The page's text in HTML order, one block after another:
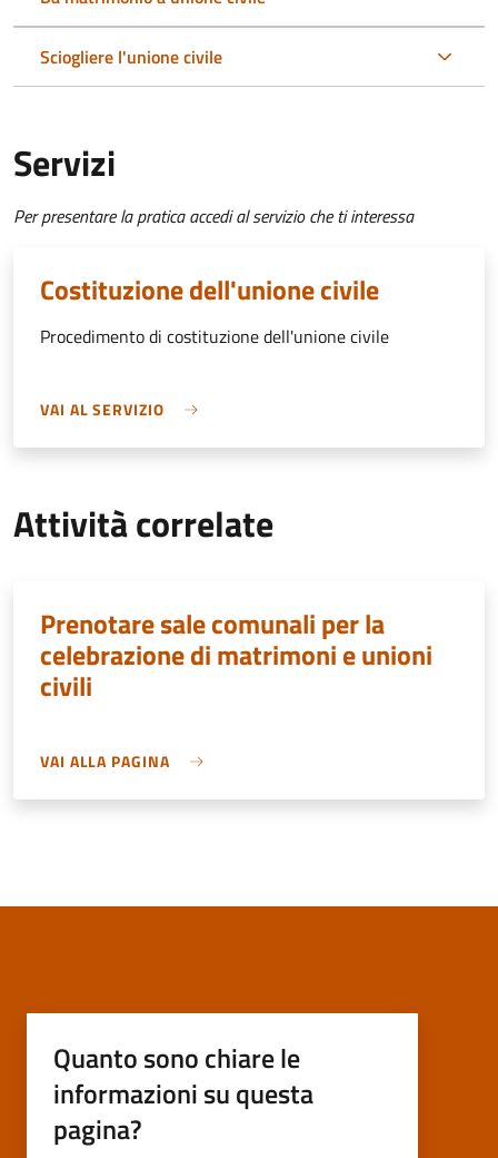
Sciogliere l'unione civile
Servizi
Per presentare la pratica accedi al servizio che ti interessa
Costituzione dell'unione civile
Procedimento di costituzione dell'unione civile
VAI AL SERVIZIO
Attività correlate
Prenotare sale comunali per la
celebrazione di matrimoni e unioni
civili
VAI ALLA PAGINA
Quanto sono chiare le
informazioni su questa
pagina?